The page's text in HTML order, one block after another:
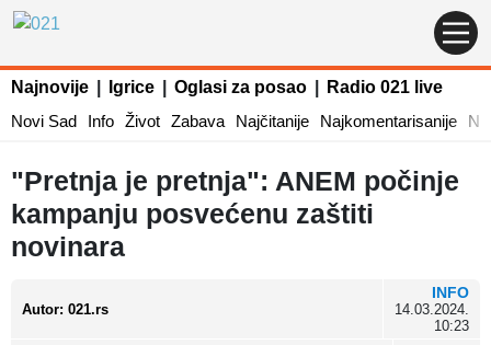
Najnovije Igrice Oglasi za posao
Radio 021 live
Novi Sad
Info Život Zabava Najčitanije Najkomentarisanije
"Pretnja je pretnja": ANEM počinje
kampanju posvećenu zaštiti
novinara
Autor: 021.rs
INFO
14.03.2024.
10:23